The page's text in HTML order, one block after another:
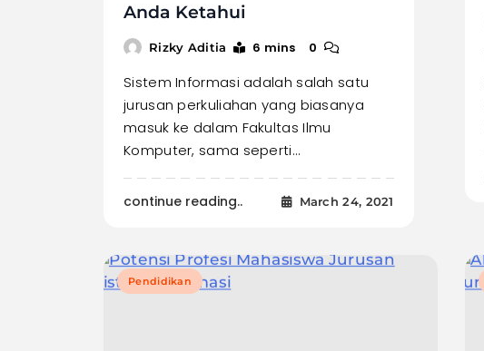
Anda Ketahui
Rizky Aditia 6 mins 0
Sistem Informasi adalah salah satu
jurusan perkuliahan yang biasanya
masuk ke dalam Fakultas Ilmu
Komputer, sama seperti…
continue reading.. March 24, 2021
Pendidikan